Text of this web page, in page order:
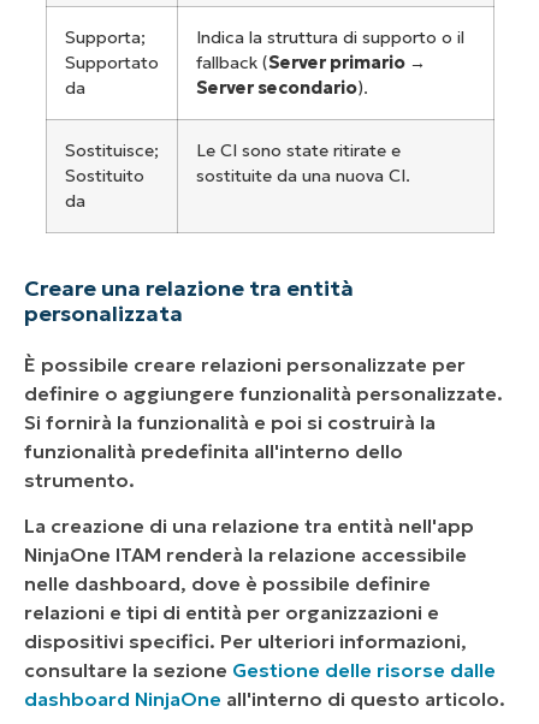
Supporta;
Supportato
da
Indica la struttura di supporto o il
fallback (Server primario →
Server secondario).
Sostituisce;
Sostituito
da
Le CI sono state ritirate e
sostituite da una nuova CI.
Creare una relazione tra entità
personalizzata
È possibile creare relazioni personalizzate per
definire o aggiungere funzionalità personalizzate.
Si fornirà la funzionalità e poi si costruirà la
funzionalità predefinita all'interno dello
strumento.
La creazione di una relazione tra entità nell'app
NinjaOne ITAM renderà la relazione accessibile
nelle dashboard, dove è possibile definire
relazioni e tipi di entità per organizzazioni e
dispositivi specifici. Per ulteriori informazioni,
consultare la sezione Gestione delle risorse dalle
dashboard NinjaOne all'interno di questo articolo.